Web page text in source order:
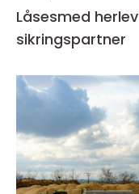
Låsesmed herlev sådan vælger du den rette
sikringspartner